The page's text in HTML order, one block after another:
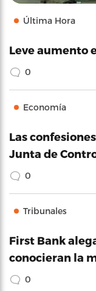
Última Hora
Leve aumento
0
Economía
Las
Junta de
0
Tribunales
First Bank
conocieran la
0